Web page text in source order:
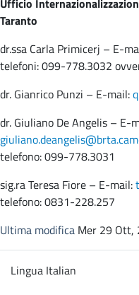
Ufficio
Taranto
dr.ssa Carla Primicerj – E-
telefoni: 099-778.3032
dr. Gianrico Punzi – E-mail:
dr. Giuliano De Angelis – E-
telefono: 099-778.3031
sig.ra Teresa Fiore – E-mail:
telefono: 0831-228.257
Ultima modifica Mer 29 Ott,
Lingua Italian